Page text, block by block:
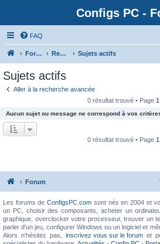
Configs PC -
FAQ
Forum Rechercher Sujets actifs
Sujets actifs
Aller à la recherche avancée
0 résultat trouvé • Page 1
Aucun sujet ou message ne correspond à vos
0 résultat trouvé • Page 1
Forum
Les forums deConfigsPC.com sont nés en 2004 et
un PC, choisir des composants, acheter un
graphique, overclocker votre processeur, trouver un
parler d'un jeu, configurer Windows ou un logiciel et
Alors n'hésitez pas, inscrivez vous sur le forumet